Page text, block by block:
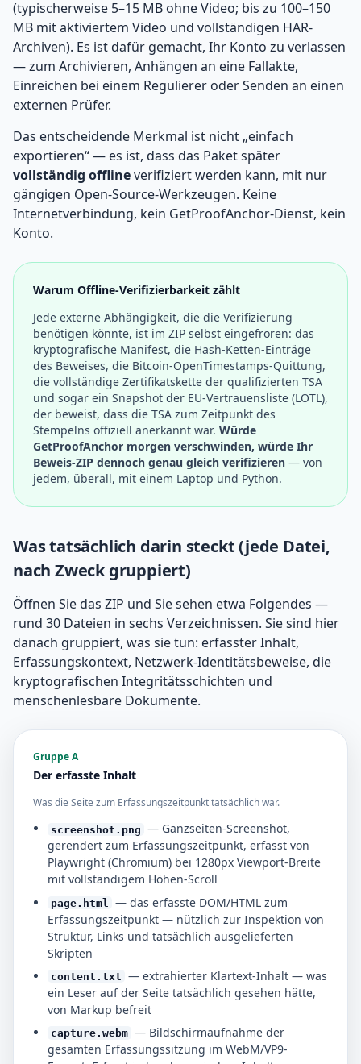
(typischerweise 5–15 MB ohne Video; bis zu 100–150
MB mit aktiviertem Video und vollständigen HAR-
Archiven). Es ist dafür gemacht, Ihr Konto zu verlassen
— zum Archivieren, Anhängen an eine Fallakte,
Einreichen bei einem Regulierer oder Senden an einen
externen Prüfer.
Das entscheidende Merkmal ist nicht „einfach
exportieren“ — es ist, dass das Paket später
vollständig offlineverifiziert werden kann, mit nur
gängigen Open-Source-Werkzeugen. Keine
Internetverbindung, kein GetProofAnchor-Dienst, kein
Konto.
Warum Offline-Verifizierbarkeit zählt
Jede externe Abhängigkeit, die die Verifizierung
benötigen könnte, ist im ZIP selbst eingefroren: das
kryptografische Manifest, die Hash-Ketten-Einträge
des Beweises, die Bitcoin-OpenTimestamps-Quittung,
die vollständige Zertifikatskette der qualifizierten TSA
und sogar ein Snapshot der EU-Vertrauensliste (LOTL),
der beweist, dass die TSA zum Zeitpunkt des
Stempelns offiziell anerkannt war. Würde
GetProofAnchor morgen verschwinden, würde Ihr
Beweis-ZIP dennoch genau gleich verifizieren — von
jedem, überall, mit einem Laptop und Python.
Was tatsächlich darin steckt (jede Datei,
nach Zweck gruppiert)
Öffnen Sie das ZIP und Sie sehen etwa Folgendes —
rund 30 Dateien in sechs Verzeichnissen. Sie sind hier
danach gruppiert, was sie tun: erfasster Inhalt,
Erfassungskontext, Netzwerk-Identitätsbeweise, die
kryptografischen Integritätsschichten und
menschenlesbare Dokumente.
Gruppe A
Der erfasste Inhalt
Was die Seite zum Erfassungszeitpunkt tatsächlich war.
screenshot.png — Ganzseiten-Screenshot,
gerendert zum Erfassungszeitpunkt, erfasst von
Playwright (Chromium) bei 1280px Viewport-Breite
mit vollständigem Höhen-Scroll
page.html
— das erfasste DOM/HTML zum
Erfassungszeitpunkt — nützlich zur Inspektion von
Struktur, Links und tatsächlich ausgelieferten
Skripten
content.txt — extrahierter Klartext-Inhalt — was
ein Leser auf der Seite tatsächlich gesehen hätte,
von Markup befreit
capture.webm — Bildschirmaufnahme der
gesamten Erfassungssitzung im WebM/VP9-